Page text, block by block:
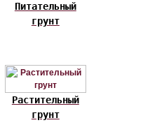
Питательный
грунт
Растительный
грунт